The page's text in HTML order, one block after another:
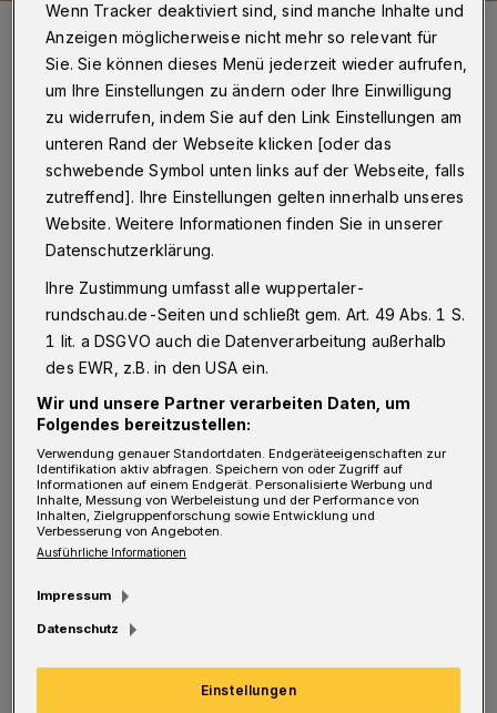
Symbolbild.
Foto: Stefan Meller
„Digitalisierung ist ein großes Zukunftsthema
– ebenso wie Bildung und Ausbildung. Dass
die Auslieferung vieler Geräte trotz der
schwierigen Beschaffungssituation gelungen
ist, ist eine große Leistung der beteiligten
Stellen, denen ich ganz herzlich dafür danke“,
so Oberbürgermeister Uwe Schneidewind.
„Durch die verschiedenen Fördermaßnahmen
sollen die Schulen in die Lage versetzt werden,
digital unterstützt zu lehren“, sagt
Stadtdirektor und Schuldezernent Dr. Stefan
einheitlichen Ausstattung mit Portalservern
Wenn Tracker deaktiviert sind, sind manche Inhalte und
Anzeigen möglicherweise nicht mehr so relevant für
Sie. Sie können dieses Menü jederzeit wieder aufrufen,
um Ihre Einstellungen zu ändern oder Ihre Einwilligung
zu widerrufen, indem Sie auf den Link Einstellungen am
unteren Rand der Webseite klicken [oder das
schwebende Symbol unten links auf der Webseite, falls
zutreffend]. Ihre Einstellungen gelten innerhalb unseres
Website. Weitere Informationen finden Sie in unserer
Datenschutzerklärung.
Ihre Zustimmung umfasst alle wuppertaler-
rundschau.de-Seiten und schließt gem. Art. 49 Abs. 1 S.
1 lit. a DSGVO auch die Datenverarbeitung außerhalb
des EWR, z.B. in den USA ein.
Wir und unsere Partner verarbeiten Daten, um
Folgendes bereitzustellen:
Verwendung genauer Standortdaten. Endgeräteeigenschaften zur
Identifikation aktiv abfragen. Speichern von oder Zugriff auf
Informationen auf einem Endgerät. Personalisierte Werbung und
Inhalte, Messung von Werbeleistung und der Performance von
Inhalten, Zielgruppenforschung sowie Entwicklung und
Verbesserung von Angeboten.
Ausführliche Informationen
Impressum
Datenschutz
Einstellungen